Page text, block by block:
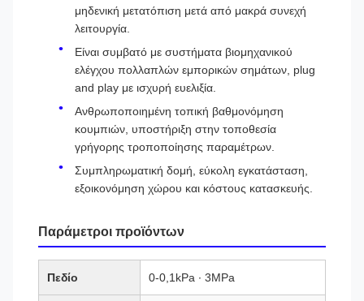
μηδενική μετατόπιση μετά από μακρά συνεχή
λειτουργία.
Είναι συμβατό με συστήματα βιομηχανικού
ελέγχου πολλαπλών εμπορικών σημάτων, plug
and play με ισχυρή ευελιξία.
Ανθρωποποιημένη τοπική βαθμονόμηση
κουμπιών, υποστήριξη στην τοποθεσία
γρήγορης τροποποίησης παραμέτρων.
Συμπληρωματική δομή, εύκολη εγκατάσταση,
εξοικονόμηση χώρου και κόστους κατασκευής.
Παράμετροι προϊόντων
Πεδίο 0-0,1kPa ∙ 3MPa